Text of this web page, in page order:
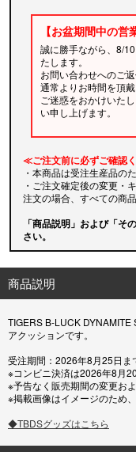
【お盆期間中の営
誠に勝手ながら、8/
たします。
お問い合わせへのご
通常よりお時間を頂戴
ご迷惑をおかけいた
い申し上げます。
≪ご注文前に必ずご確認
・本商品は受注生産品の
・ご注文確定後の変更・
注文の場合、すべての商
「商品説明」および「そ
さい。
商品説明
TIGERS B-LUCK
アクッションです。
受注期間：2026年8月25日ま
※コンビニ決済は2026年8月
※予告なく販売期間の変更お
※掲載画像はイメージのため
◆TBDSグッズはこちら